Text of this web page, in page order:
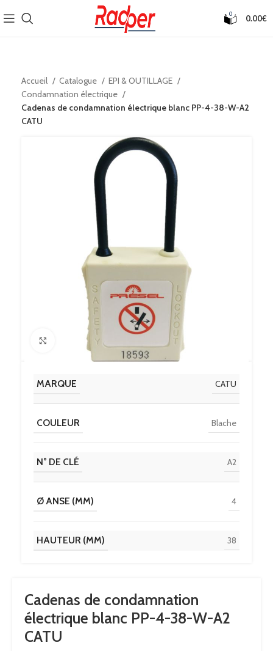
0 0.00€
Accueil Catalogue
EPI & OUTILLAGE
Condamnation électrique
Cadenas de condamnation électrique blanc PP-4-38-W-A2
CATU
Click to enlarge
MARQUE CATU
COULEUR Blache
N° DE CLÉ A2
Ø ANSE (MM) 4
HAUTEUR (MM) 38
Cadenas de condamnation
électrique blanc PP-4-38-W-A2
CATU